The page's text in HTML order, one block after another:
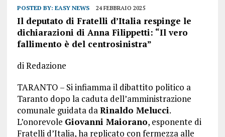
POSTED BY: EASY NEWS 24 FEBBRAIO 2025
Il deputato di Fratelli d’Italia respinge le
dichiarazioni di Anna Filippetti: “Il vero
fallimento è del centrosinistra”
di Redazione
TARANTO – Si infiamma il dibattito politico a
Taranto dopo la caduta dell’amministrazione
comunale guidata daRinaldo Melucci.
L’onorevole Giovanni Maiorano, esponente di
Fratelli d’Italia, ha replicato con fermezza alle